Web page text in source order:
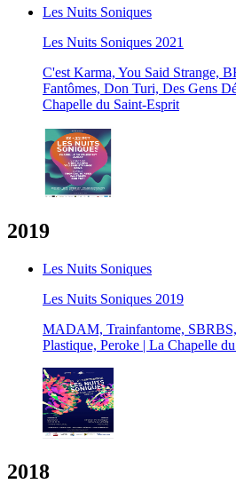
Les Nuits Soniques
Les Nuits Soniques 2021
C'est Karma, You Said Strange,
Fantômes, Don Turi, Des Gens
Chapelle du Saint-Esprit
2019
Les Nuits Soniques
Les Nuits Soniques 2019
MADAM, Trainfantome,
Plastique, Peroke | La Chapelle
2018